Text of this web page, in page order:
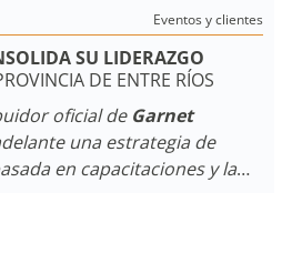
Eventos y clientes
SU LIDERAZGO
DE ENTRE RÍOS
oficial de Garnet
una estrategia de
en capacitaciones y la